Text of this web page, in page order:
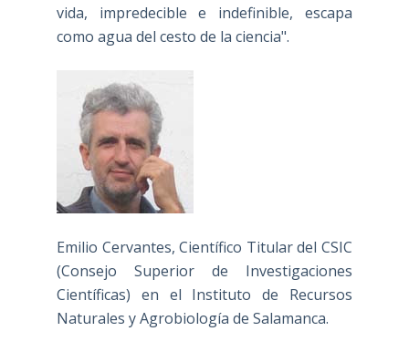
vida, impredecible e indefinible, escapa
como agua del cesto de la ciencia".
Emilio Cervantes, Científico Titular del CSIC
(Consejo Superior de Investigaciones
Científicas) en el Instituto de Recursos
Naturales y Agrobiología de Salamanca.